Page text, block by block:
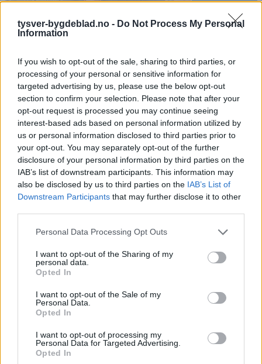
tysver-bygdeblad.no - Do Not Process My Personal
Information
If you wish to opt-out of the sale, sharing to third parties, or
processing of your personal or sensitive information for
targeted advertising by us, please use the below opt-out
section to confirm your selection. Please note that after your
opt-out request is processed you may continue seeing
interest-based ads based on personal information utilized by
us or personal information disclosed to third parties prior to
your opt-out. You may separately opt-out of the further
disclosure of your personal information by third parties on the
IAB’s list of downstream participants. This information may
also be disclosed by us to third parties on the IAB’s List of
Downstream Participants that may further disclose it to other
Personal Data Processing Opt Outs
I want to opt-out of the Sharing of my
personal data.
Opted In
I want to opt-out of the Sale of my
Personal Data.
Opted In
I want to opt-out of processing my
Personal Data for Targeted Advertising.
Opted In
Sommerpraten
– Jeg liker folk som har det kjekt og
skryter og er fornøyd
Abonnement
Joker-butikken – eit knutepunkt i Hervik-